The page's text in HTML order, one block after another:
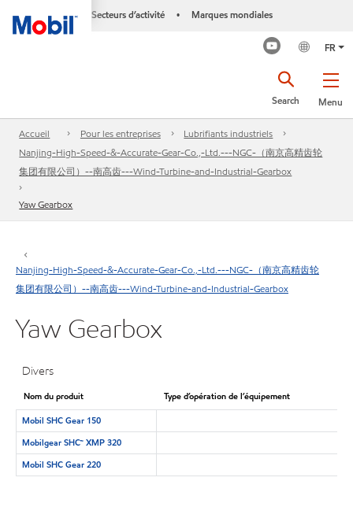
Secteurs d’activité • Marques mondiales
FR
Menu
Search
Accueil Pour les entreprises
Lubrifiants industriels
Nanjing-High-Speed-&-Accurate-Gear-Co.,-Ltd.---NGC-（南京高精齿轮
集团有限公司）--南高齿---Wind-Turbine-and-Industrial-Gearbox
Yaw Gearbox
Nanjing-High-Speed-&-Accurate-Gear-Co.,-Ltd.---NGC-（南京高精齿轮
集团有限公司）--南高齿---Wind-Turbine-and-Industrial-Gearbox
Yaw Gearbox
Divers
Nom du produit
Type d’opération de l’équipement
Mobil SHC Gear 150
Mobilgear SHC™ XMP 320
Mobil SHC Gear 220